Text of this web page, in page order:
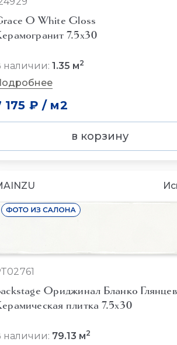
O White Gloss
7.5x30
наличии: 1.35 м2
175 ₽ / м2
в корзину
Ориджинал Бланко
плитка 7.5x30
наличии: 79.13 м2